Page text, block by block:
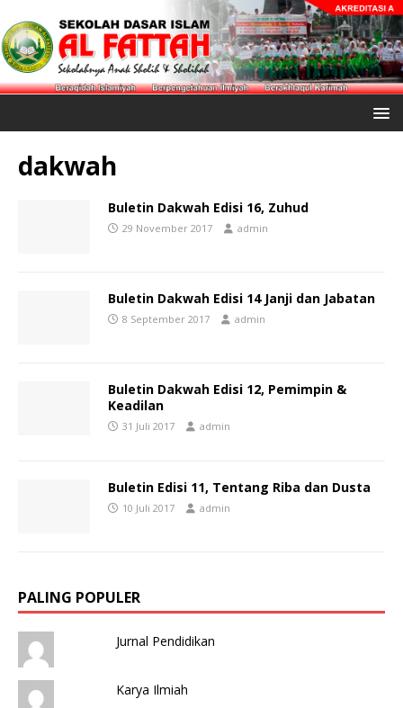
dakwah
Buletin Dakwah Edisi 16, Zuhud
29 November 2017 admin
Buletin Dakwah Edisi 14 Janji dan Jabatan
8 September 2017 admin
Buletin Dakwah Edisi 12, Pemimpin &
Keadilan
31 Juli 2017 admin
Buletin Edisi 11, Tentang Riba dan Dusta
10 Juli 2017 admin
PALING POPULER
Jurnal Pendidikan
Karya Ilmiah